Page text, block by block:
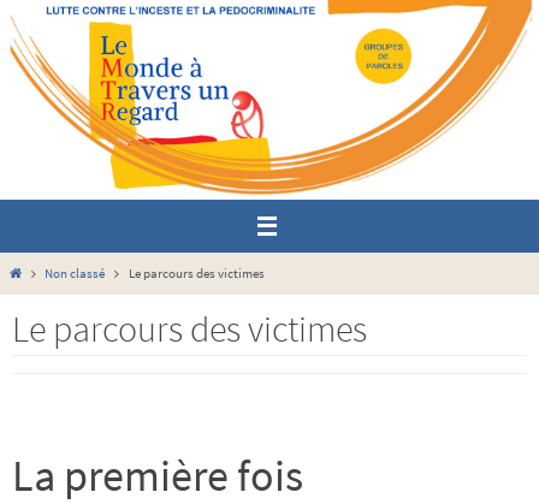
Passer
vers
contenu
HomeNon classé Le parcours des victimes
Le parcours des victimes
La première fois